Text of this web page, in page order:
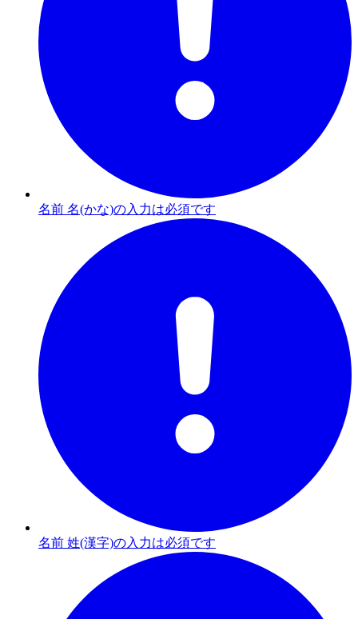
名前 名(かな)の入力は必須です
名前 姓(漢字)の入力は必須です